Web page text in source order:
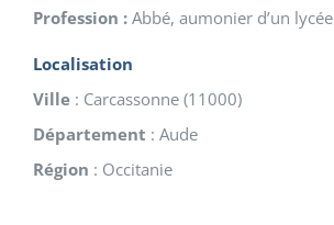
Profession : Abbé, aumonier d’un lycée
Localisation
Ville : Carcassonne (11000)
Département : Aude
Région : Occitanie